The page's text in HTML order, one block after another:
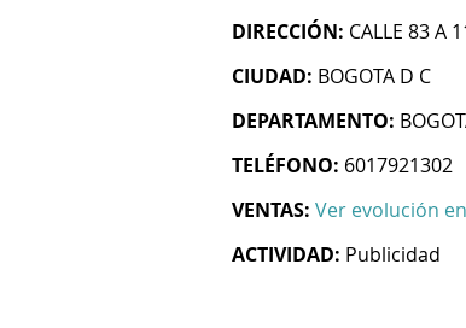
DIRECCIÓN: CALLE 83 A
CIUDAD: BOGOTA D C
DEPARTAMENTO:
TELÉFONO: 6017921302
VENTAS: Ver evolución
ACTIVIDAD: Publicidad